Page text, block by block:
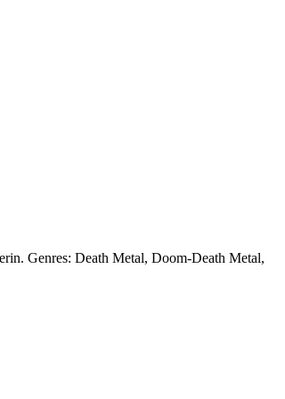
Genres: Death Metal, Doom-Death Metal,